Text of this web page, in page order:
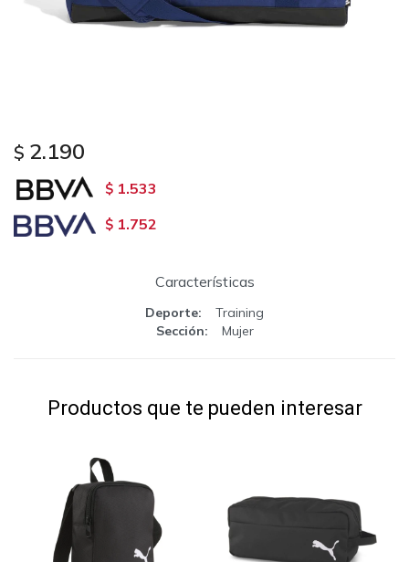
$ 2.190
$ 1.533
$ 1.752
Características
Deporte
Training
Sección
Mujer
Productos que te pueden interesar